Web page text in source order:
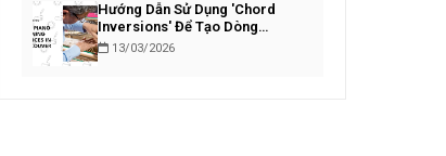
Hướng Dẫn Sử Dụng 'Chord
Inversions' Để Tạo Dòng
Bassline Piano Lôi Cuốn
13/03/2026